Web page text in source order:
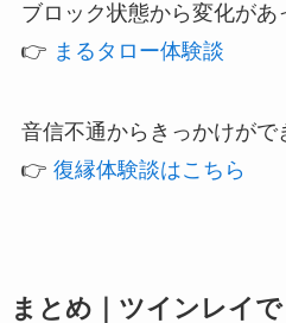
ブロック状態から変化があ
👉 まるタロー体験談
音信不通からきっかけがで
👉 復縁体験談はこちら
まとめ｜ツインレイ